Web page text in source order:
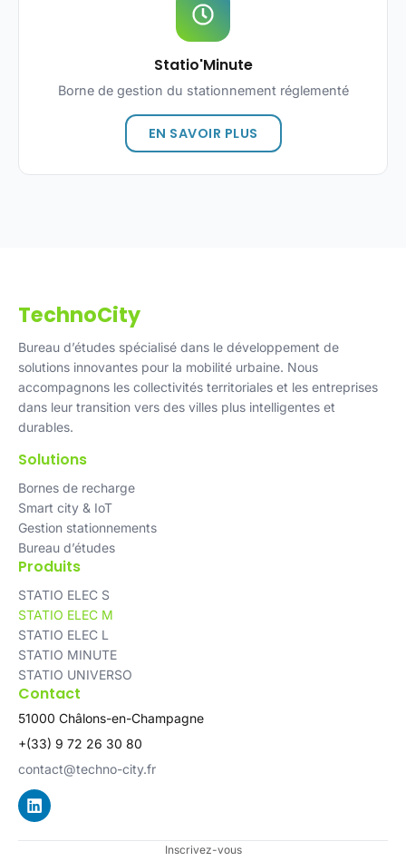
Statio'Minute
Borne de gestion du stationnement réglementé
EN SAVOIR PLUS
TechnoCity
Bureau d’études spécialisé dans le développement de
solutions innovantes pour la mobilité urbaine. Nous
accompagnons les collectivités territoriales et les entreprises
dans leur transition vers des villes plus intelligentes et
durables.
Solutions
Bornes de recharge
Smart city & IoT
Gestion stationnements
Bureau d’études
Produits
STATIO ELEC S
STATIO ELEC M
STATIO ELEC L
STATIO MINUTE
STATIO UNIVERSO
Contact
51000 Châlons-en-Champagne
+(33) 9 72 26 30 80
contact@techno-city.fr
Inscrivez-vous